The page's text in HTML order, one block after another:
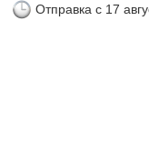
Отправка с 17